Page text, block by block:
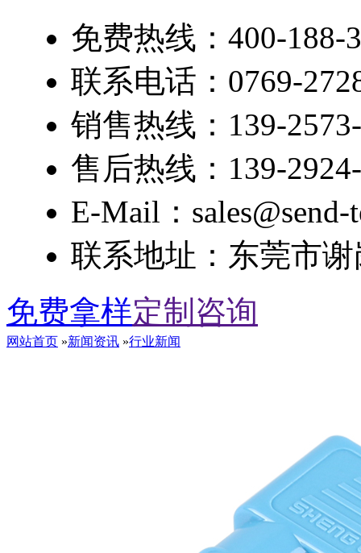
免费热线：400-188-
联系电话：0769-
销售热线：139-
售后热线：139-
E-Mail：sales@send-
联系地址：东莞市
免费拿样定制咨询
网站首页 »新闻资讯 »行业新闻